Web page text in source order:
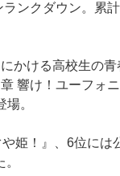
ンクダウン。累
ける高校生の青
響け！ユーフォ
。
！』、6位には